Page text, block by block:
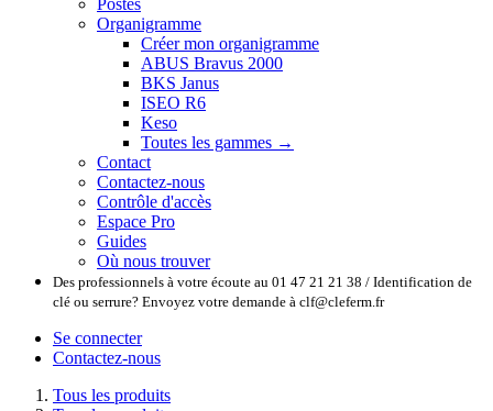
Postes
Organigramme
Créer mon organigramme
ABUS Bravus 2000
BKS Janus
ISEO R6
Keso
Toutes les gammes →
Contact
Contactez-nous
Contrôle d'accès
Espace Pro
Guides
Où nous trouver
Des professionnels à votre écoute au 01 47 21 21 38 / Identification de
clé ou serrure? Envoyez votre demande à clf@cleferm.fr
Se connecter
Contactez-nous
Tous les produits